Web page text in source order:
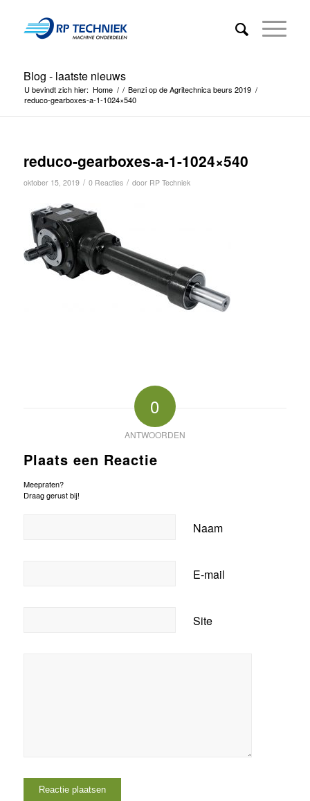
Blog - laatste nieuws
U bevindt zich hier: Home / / Benzi op de Agritechnica beurs 2019 /
reduco-gearboxes-a-1-1024×540
reduco-gearboxes-a-1-1024×540
oktober 15, 2019 / 0 Reacties / door RP Techniek
0
ANTWOORDEN
Plaats een Reactie
Meepraten?
Draag gerust bij!
Naam
E-mail
Site